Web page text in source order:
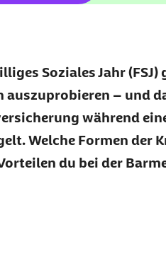
Soziales Jahr
auszuprobieren – und
während
Welche Formen der
du bei der